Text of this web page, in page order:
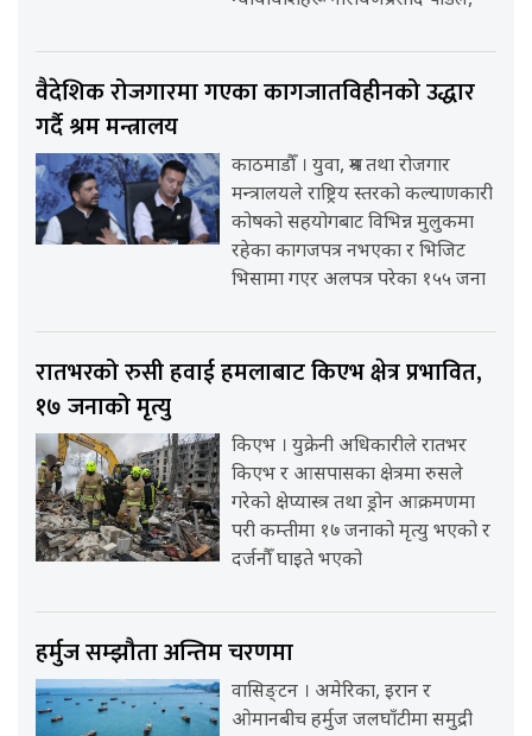
वैदेशिक रोजगारमा गएका कागजातविहीनको उद्धार
गर्दै श्रम मन्त्रालय
काठमाडौँ । युवा, श्रम तथा रोजगार
मन्त्रालयले राष्ट्रिय स्तरको कल्याणकारी
कोषको सहयोगबाट विभिन्न मुलुकमा
रहेका कागजपत्र नभएका र भिजिट
भिसामा गएर अलपत्र परेका १५५ जना
रातभरको रुसी हवाई हमलाबाट किएभ क्षेत्र प्रभावित,
१७ जनाको मृत्यु
किएभ । युक्रेनी अधिकारीले रातभर
किएभ र आसपासका क्षेत्रमा रुसले
गरेको क्षेप्यास्त्र तथा ड्रोन आक्रमणमा
परी कम्तीमा १७ जनाको मृत्यु भएको र
दर्जनौँ घाइते भएको
हर्मुज सम्झौता अन्तिम चरणमा
वासिङ्टन । अमेरिका, इरान र
ओमानबीच हर्मुज जलघाँटीमा समुद्री